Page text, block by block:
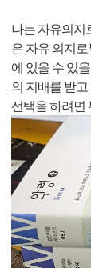
나는 자유의지
은 자유 의지
에 있을 수 있
의 지배를 받
선택을 하려면